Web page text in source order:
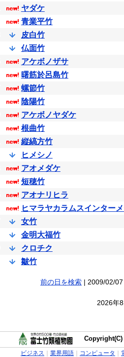
ヤダケ
青業平竹
皮白竹
仏面竹
アケボノザサ
曙筋於呂島竹
螺節竹
陰陽竹
アケボノヤダケ
根曲竹
縦縞方竹
ヒメシノ
アオメダケ
短穂竹
アオナリヒラ
ヒマラヤカラムスインター
女竹
金明大福竹
クロチク
皺竹
前の日を検索| 2009/02/
2026年
ビジネス 業界用語｜ コンピュータ